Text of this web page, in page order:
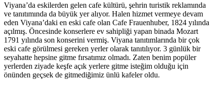
Viyana’da eskilerden gelen cafe kültürü, şehrin turistik reklamında
ve tanıtımında da büyük yer alıyor. Halen hizmet vermeye devam
eden Viyana’daki en eski cafe olan Cafe Frauenhuber, 1824 yılında
açılmış. Öncesinde konserlere ev sahipliği yapan binada Mozart
1791 yılında son konserini vermiş. Viyana tanıtımlarında bir çok
eski cafe görülmesi gereken yerler olarak tanıtılıyor. 3 günlük bir
seyahatte hepsine gitme fırsatımız olmadı. Zaten benim popüler
yerlerden ziyade keşfe açık yerlere gitme isteğim olduğu için
önünden geçsek de gitmediğimiz ünlü kafeler oldu.